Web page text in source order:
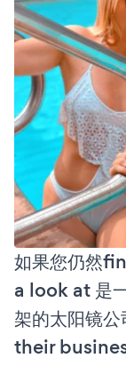
如果您仍然
a look at 是
架的太阳镜
their